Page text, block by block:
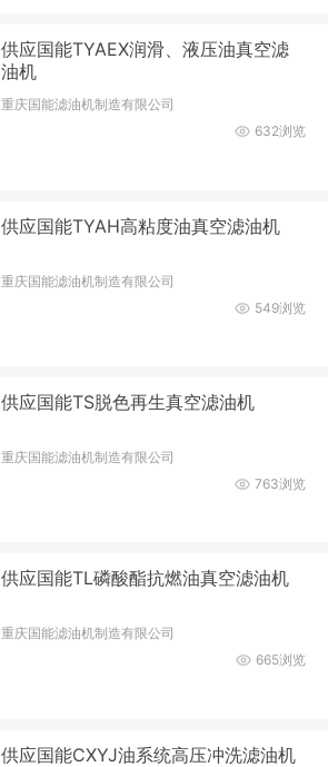
供应国能TYAEX润滑、液压油真空滤
油机
重庆国能滤油机制造有限公司
632浏览
供应国能TYAH高粘度油真空滤油机
重庆国能滤油机制造有限公司
549浏览
供应国能TS脱色再生真空滤油机
重庆国能滤油机制造有限公司
763浏览
供应国能TL磷酸酯抗燃油真空滤油机
重庆国能滤油机制造有限公司
665浏览
供应国能CXYJ油系统高压冲洗滤油机